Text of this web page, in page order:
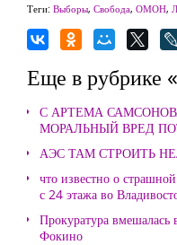
Теги: Выборы, Свобода, ОМОН,
Еще в рубрике
С АРТЕМА
МОРАЛЬНЫЙ ВРЕД
АЭС ТАМ СТРОИТЬ
что известно о
с 24 этажа во
Прокуратура
Фокино